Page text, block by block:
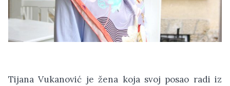
Tijana Vukanović je žena koja svoj posao radi iz